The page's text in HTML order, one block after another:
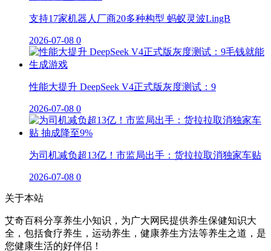
支持17家机器人厂商20多种构型 蚂蚁灵波LingB
2026-07-08 0
性能大提升 DeepSeek V4正式版灰度测试：9
2026-07-08 0
为司机减负超13亿！市监局出手：货拉拉取消独家车贴
2026-07-08 0
关于本站
艾奇百科分享养生小知识，为广大网民提供养生保健知识大
全，包括食疗养生，运动养生，健康养生方法等养生之道，是
您健康生活的好伴侣！